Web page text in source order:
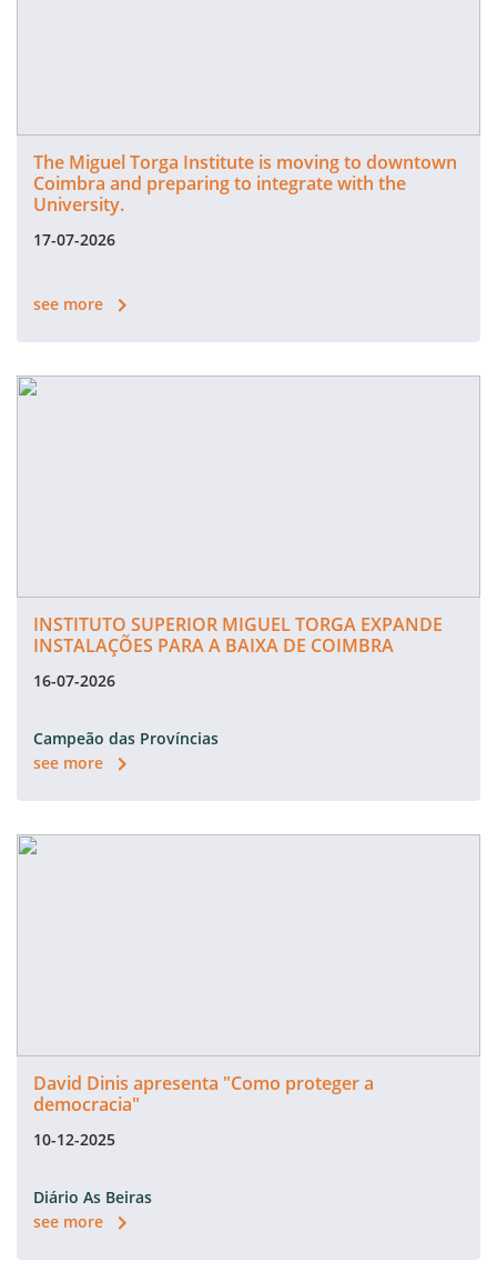
The Miguel Torga Institute is moving to downtown
Coimbra and preparing to integrate with the
University.
17-07-2026
see more
INSTITUTO SUPERIOR MIGUEL TORGA EXPANDE
INSTALAÇÕES PARA A BAIXA DE COIMBRA
16-07-2026
Campeão das Províncias
see more
David Dinis apresenta "Como proteger a
democracia"
10-12-2025
Diário As Beiras
see more